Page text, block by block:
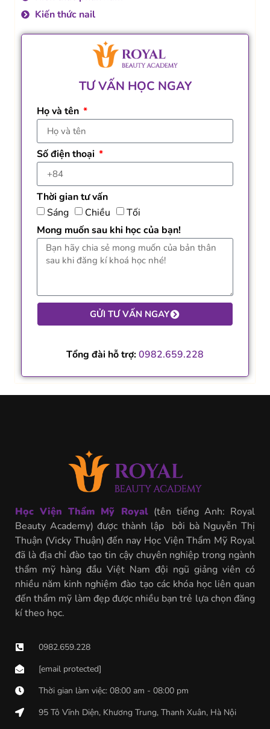
Kiến thức nail
TƯ VẤN HỌC NGAY
Họ và tên
Số điện thoại
Thời gian tư vấn
Sáng
Chiều
Tối
Mong muốn sau khi học của bạn!
GỬI TƯ VẤN NGAY
Tổng đài hỗ trợ:0982.659.228
Học Viện Thẩm Mỹ Royal(tên tiếng Anh: Royal
Beauty Academy) được thành lập bởi bà Nguyễn Thị
Thuận (Vicky Thuận) đến nay Học Viện Thẩm Mỹ Royal
đã là địa chỉ đào tạo tin cậy chuyên nghiệp trong ngành
thẩm mỹ hàng đầu Việt Nam đội ngũ giảng viên có
nhiều năm kinh nghiệm đào tạo các khóa học liên quan
đến thẩm mỹ làm đẹp được nhiều bạn trẻ lựa chọn đăng
kí theo học.
0982.659.228
[email protected]
Thời gian làm việc: 08:00 am - 08:00 pm
95 Tô Vĩnh Diện, Khương Trung, Thanh Xuân, Hà Nội